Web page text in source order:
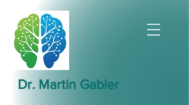
Dr. Martin Gabler